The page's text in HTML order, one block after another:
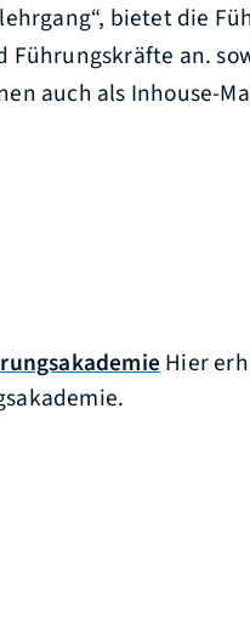
bietet die
Führungskräfte an.
auch als Inhouse-
Hier